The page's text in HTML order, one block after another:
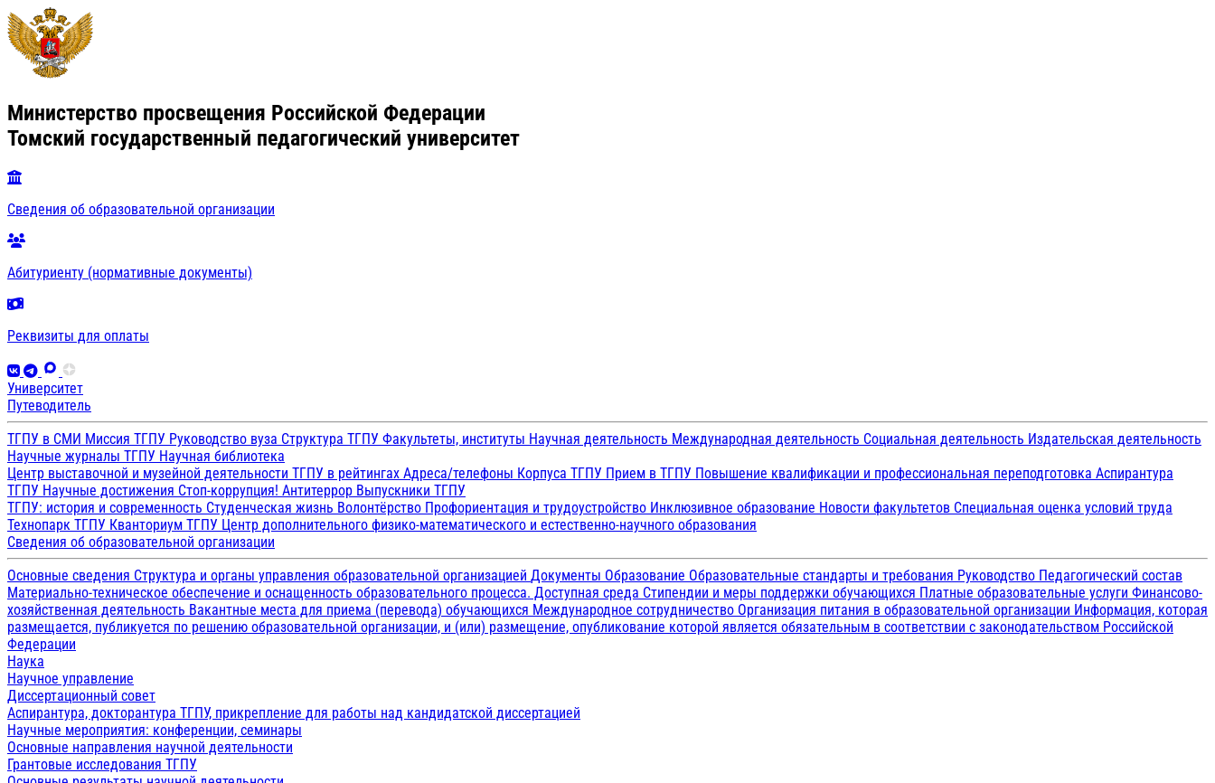
Министерство просвещения Российской Федерации
Томский государственный педагогический университет
Сведения об образовательной организации
Абитуриенту (нормативные документы)
Реквизиты для оплаты
Университет
Путеводитель
ТГПУ в СМИ Миссия ТГПУ Руководство вуза Структура ТГПУ Факультеты, институты Научная деятельность Международная деятельность Социальная деятельность Издательская деятельность
Научные журналы ТГПУ Научная библиотека
Центр выставочной и музейной деятельности ТГПУ в рейтингах Адреса/телефоны Корпуса ТГПУ Прием в ТГПУ Повышение квалификации и профессиональная переподготовка Аспирантура
ТГПУ Научные достижения Стоп-коррупция! Антитеррор Выпускники ТГПУ
ТГПУ: история и современность Студенческая жизнь Волонтёрство Профориентация и трудоустройство Инклюзивное образование Новости факультетов Специальная оценка условий труда
Технопарк ТГПУ Кванториум ТГПУ Центр дополнительного физико-математического и естественно-научного образования
Сведения об образовательной организации
Основные сведения Структура и органы управления образовательной организацией Документы Образование Образовательные стандарты и требования Руководство Педагогический состав
Материально-техническое обеспечение и оснащенность образовательного процесса. Доступная среда Стипендии и меры поддержки обучающихся Платные образовательные услуги Финансово-
хозяйственная деятельность Вакантные места для приема (перевода) обучающихся Международное сотрудничество Организация питания в образовательной организации Информация, которая
размещается, публикуется по решению образовательной организации, и (или) размещение, опубликование которой является обязательным в соответствии с законодательством Российской
Федерации
Наука
Научное управление
Диссертационный совет
Аспирантура, докторантура ТГПУ, прикрепление для работы над кандидатской диссертацией
Научные мероприятия: конференции, семинары
Основные направления научной деятельности
Грантовые исследования ТГПУ